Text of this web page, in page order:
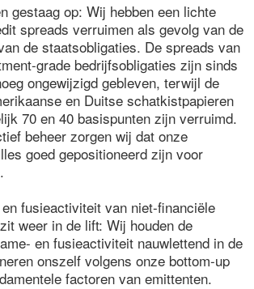
gestaag op: Wij hebben een lichte
spreads verruimen als gevolg van de
de staatsobligaties. De spreads van
grade bedrijfsobligaties zijn sinds
ongewijzigd gebleven, terwijl de
en Duitse schatkistpapieren
70 en 40 basispunten zijn verruimd.
beheer zorgen wij dat onze
goed gepositioneerd zijn voor
fusieactiviteit van niet-financiële
weer in de lift: Wij houden de
en fusieactiviteit nauwlettend in de
onszelf volgens onze bottom-up
factoren van emittenten.